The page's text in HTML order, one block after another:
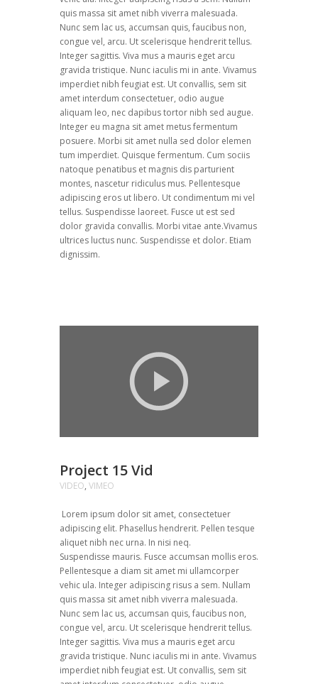
quis massa sit amet nibh viverra malesuada.
Nunc sem lac us, accumsan quis, faucibus non,
congue vel, arcu. Ut scelerisque hendrerit tellus.
Integer sagittis. Viva mus a mauris eget arcu
gravida tristique. Nunc iaculis mi in ante. Vivamus
imperdiet nibh feugiat est. Ut convallis, sem sit
amet interdum consectetuer, odio augue
aliquam leo, nec dapibus tortor nibh sed augue.
Integer eu magna sit amet metus fermentum
posuere. Morbi sit amet nulla sed dolor elemen
tum imperdiet. Quisque fermentum. Cum sociis
natoque penatibus et magnis dis parturient
montes, nascetur ridiculus mus. Pellentesque
adipiscing eros ut libero. Ut condimentum mi vel
tellus. Suspendisse laoreet. Fusce ut est sed
dolor gravida convallis. Morbi vitae ante.Vivamus
ultrices luctus nunc. Suspendisse et dolor. Etiam
dignissim.
Project 15 Vid
VIDEO, VIMEO
Lorem ipsum dolor sit amet, consectetuer
adipiscing elit. Phasellus hendrerit. Pellen tesque
aliquet nibh nec urna. In nisi neq.
Suspendisse mauris. Fusce accumsan mollis eros.
Pellentesque a diam sit amet mi ullamcorper
vehic ula. Integer adipiscing risus a sem. Nullam
quis massa sit amet nibh viverra malesuada.
Nunc sem lac us, accumsan quis, faucibus non,
congue vel, arcu. Ut scelerisque hendrerit tellus.
Integer sagittis. Viva mus a mauris eget arcu
gravida tristique. Nunc iaculis mi in ante. Vivamus
imperdiet nibh feugiat est. Ut convallis, sem sit